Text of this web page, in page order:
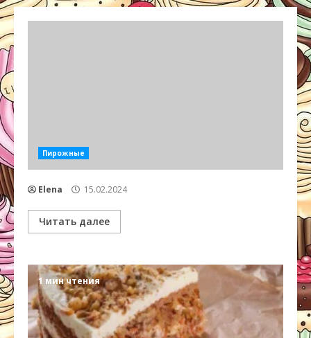
Пирожные
Elena 15.02.2024
Читать далее
1 мин чтения